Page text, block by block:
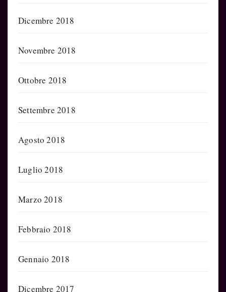
Dicembre 2018
Novembre 2018
Ottobre 2018
Settembre 2018
Agosto 2018
Luglio 2018
Marzo 2018
Febbraio 2018
Gennaio 2018
Dicembre 2017